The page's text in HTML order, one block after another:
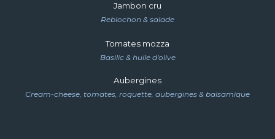
Jambon cru
Reblochon & salade
Tomates mozza
Basilic & huile d'olive
Aubergines
Cream-cheese, tomates, roquette, aubergines & balsamique